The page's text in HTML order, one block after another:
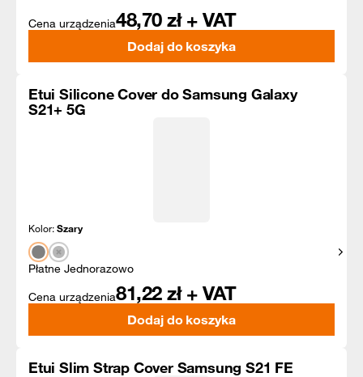
Cena urządzenia48,70 zł + VAT
Dodaj do koszyka
Etui Silicone Cover do Samsung Galaxy
S21+ 5G
Kolor:Szary
Płatne Jednorazowo
Cena urządzenia81,22 zł + VAT
Dodaj do koszyka
Etui Slim Strap Cover Samsung S21 FE